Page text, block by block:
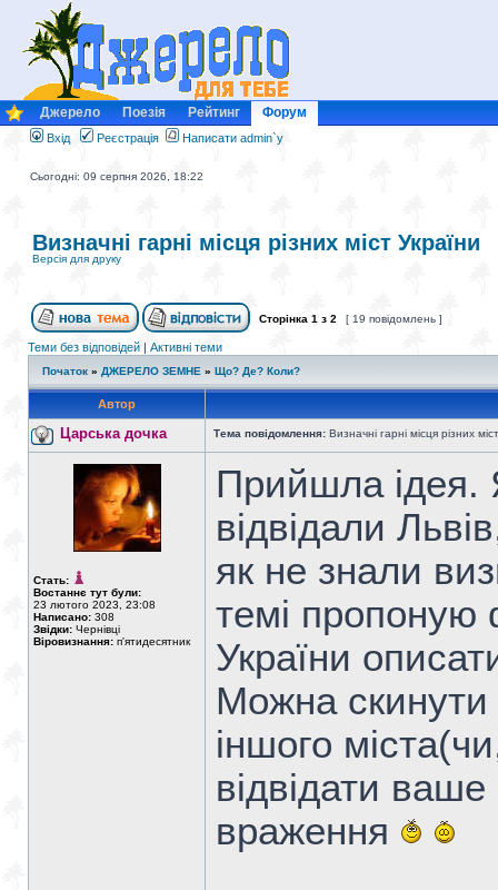
Джерело Поезія Рейтинг Форум
Вхід Реєстрація Написати admin`у
Сьогодні: 09 серпня 2026, 18:22
Визначні гарні місця різних міст України
Версія для друку
Сторінка 1 з 2 [ 19 повідомлень ]
Теми без відповідей | Активні теми
Початок » ДЖЕРЕЛО ЗЕМНЕ » Що? Де? Коли?
Автор
Царська дочка Тема повідомлення: Визначні гарні місця різних
Стать:
Востаннє тут були:
23 лютого 2023, 23:08
Написано: 308
Звідки: Чернівці
Віровизнання: п'ятидесятник
Прийшла
відвідали
як не знали
темі пропоную
України
Можна
іншого
відвідати
враження